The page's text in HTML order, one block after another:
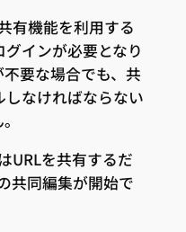
有機能を利用する
インが必要となり
要な場合でも、共
なければならない
URLを共有するだ
共同編集が開始で